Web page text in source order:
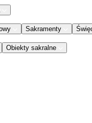
Sakramenty
Obiekty sakralne